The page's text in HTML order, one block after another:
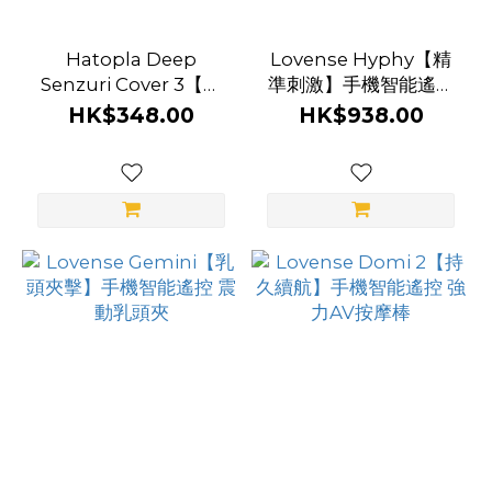
Hatopla Deep
Senzuri Cover 3【龜
頭震動】電動自慰器
HK$348.00
Lovense Hyphy【精
準刺激】手機智能遙控
雙頭震棒
HK$938.00